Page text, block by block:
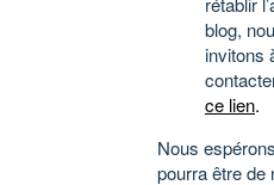
blog,
invitons
ce lien.
Nous
pourra être de